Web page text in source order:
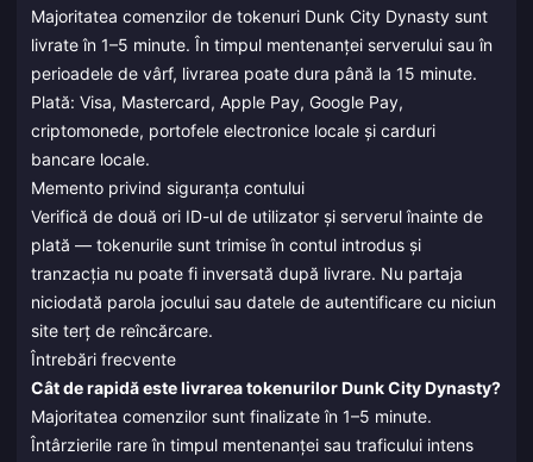
Majoritatea comenzilor de tokenuri Dunk City Dynasty sunt
livrate în 1–5 minute. În timpul mentenanței serverului sau în
perioadele de vârf, livrarea poate dura până la 15 minute.
Plată: Visa, Mastercard, Apple Pay, Google Pay,
criptomonede, portofele electronice locale și carduri
bancare locale.
Memento privind siguranța contului
Verifică de două ori ID-ul de utilizator și serverul înainte de
plată — tokenurile sunt trimise în contul introdus și
tranzacția nu poate fi inversată după livrare. Nu partaja
niciodată parola jocului sau datele de autentificare cu niciun
site terț de reîncărcare.
Întrebări frecvente
Cât de rapidă este livrarea tokenurilor Dunk City Dynasty?
Majoritatea comenzilor sunt finalizate în 1–5 minute.
Întârzierile rare în timpul mentenanței sau traficului intens